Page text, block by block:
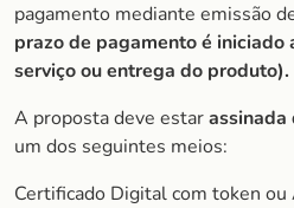
pagamento mediante emissão
prazo de pagamento é iniciado
serviço ou entrega do produto).
A proposta deve estar
um dos seguintes meios:
Certificado Digital com token